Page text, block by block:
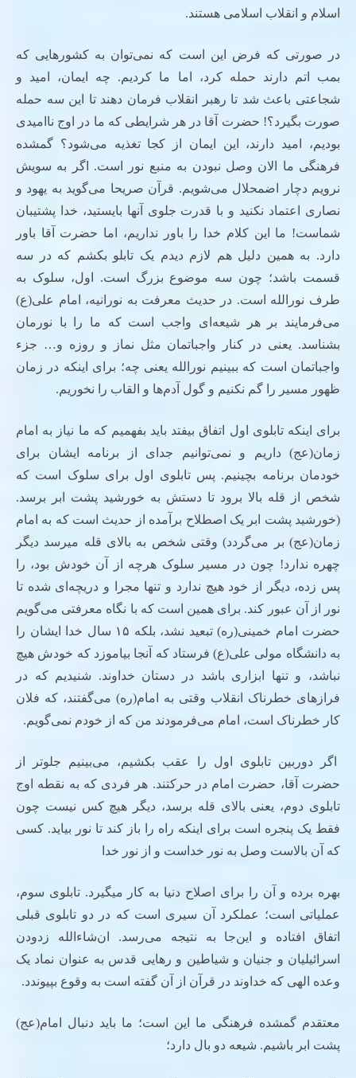
اسلام و انقلاب اسلامی هستند.
در صورتی که فرض این است که نمی‌توان به کشورهایی که
بمب اتم دارند حمله کرد، اما ما کردیم. چه ایمان، امید و
شجاعتی باعث شد تا رهبر انقلاب فرمان دهند تا این سه حمله
صورت بگیرد؟! حضرت آقا در هر شرایطی که ما در اوج ناامیدی
بودیم، امید دارند، این ایمان از کجا تغذیه می‌شود؟ گمشده
فرهنگی ما الان وصل نبودن به منبع نور است. اگر به سویش
نرویم دچار اضمحلال می‌شویم. قرآن صریحا می‌گوید به یهود و
نصاری اعتماد نکنید و با قدرت جلوی آنها بایستید، خدا پشتیبان
شماست! ما این کلام خدا را باور نداریم، اما حضرت آقا باور
دارد. به همین دلیل هم لازم دیدم یک تابلو بکشم که در سه
قسمت باشد؛ چون سه موضوع بزرگ است. اول، سلوک به
طرف نورالله است. در حدیث معرفت به نورانیه، امام علی(ع)
می‌فرمایند بر هر شیعه‌ای واجب است که ما را با نورمان
بشناسد. یعنی در کنار واجباتمان مثل نماز و روزه و… جزء
واجباتمان است که ببینیم نورالله یعنی چه؛ برای اینکه در زمان
ظهور مسیر را گم نکنیم و گول آدم‌ها و القاب را نخوریم.
برای اینکه تابلوی اول اتفاق بیفتد باید بفهمیم که ما نیاز به امام
زمان(عج) داریم و نمی‌توانیم جدای از برنامه ایشان برای
خودمان برنامه بچینیم. پس تابلوی اول برای سلوک است که
شخص از قله بالا برود تا دستش به خورشید پشت ابر برسد.
(خورشید پشت ابر یک اصطلاح برآمده از حدیث است که به امام
زمان(عج) بر می‌گردد) وقتی شخص به بالای قله میرسد دیگر
چهره ندارد! چون در مسیر سلوک هرچه از آن خودش بود، را
پس زده، دیگر از خود هیچ ندارد و تنها مجرا و دریچه‌ای شده تا
نور از آن عبور کند. برای همین است که با نگاه معرفتی می‌گویم
حضرت امام خمینی(ره) تبعید نشد، بلکه ۱۵ سال خدا ایشان را
به دانشگاه مولی علی(ع) فرستاد که آنجا بیاموزد که خودش هیچ‌
نباشد، و تنها ابزاری باشد در دستان خداوند. شنیدیم که در
فرازهای خطرناک انقلاب وقتی به امام(ره) می‌گفتند، که فلان
کار خطرناک است، امام می‌فرمودند من که از خودم نمی‌گویم.
اگر دوربین تابلوی اول را عقب بکشیم، می‌بینیم جلوتر از
حضرت آقا، حضرت امام در حرکتند. هر فردی که به نقطه اوج
تابلوی دوم، یعنی بالای قله برسد، دیگر هیچ کس نیست چون
فقط یک پنجره است برای اینکه راه را باز کند تا نور بیاید. کسی
که آن بالاست وصل به نور خداست و از نور خدا
بهره برده و آن را برای اصلاح دنیا به کار میگیرد. تابلوی سوم،
عملیاتی است؛ عملکرد آن سیری است که در دو تابلوی قبلی
اتفاق افتاده و این‌جا به نتیجه می‌رسد. ان‌شاءالله زدودن
اسرائیلیان و جنیان و شیاطین و رهایی قدس به عنوان نماد یک
وعده الهی که خداوند در قرآن از آن گفته است به وقوع بپیوندد.
معتقدم گمشده فرهنگی ما این است؛ ما باید دنبال امام(عج)
پشت ابر باشیم. شیعه دو بال دارد؛